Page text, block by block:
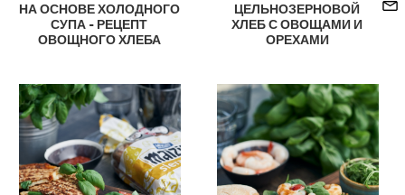
НА ОСНОВЕ ХОЛОДНОГО
СУПА - РЕЦЕПТ
ОВОЩНОГО ХЛЕБА
ЦЕЛЬНОЗЕРНОВОЙ
ХЛЕБ С ОВОЩАМИ И
ОРЕХАМИ